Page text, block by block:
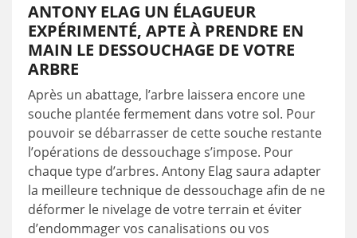
ANTONY ELAG UN ÉLAGUEUR
EXPÉRIMENTÉ, APTE À PRENDRE EN
MAIN LE DESSOUCHAGE DE VOTRE
ARBRE
Après un abattage, l’arbre laissera encore une
souche plantée fermement dans votre sol. Pour
pouvoir se débarrasser de cette souche restante
l’opérations de dessouchage s’impose. Pour
chaque type d’arbres. Antony Elag saura adapter
la meilleure technique de dessouchage afin de ne
déformer le nivelage de votre terrain et éviter
d’endommager vos canalisations ou vos